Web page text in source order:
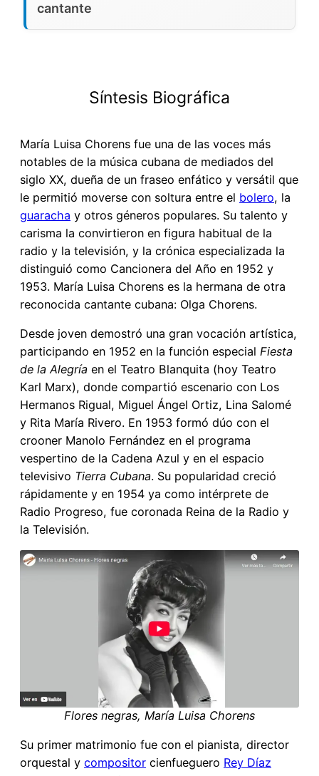
cantante
Síntesis Biográfica
María Luisa Chorens fue una de las voces más
notables de la música cubana de mediados del
siglo XX, dueña de un fraseo enfático y versátil que
le permitió moverse con soltura entre el bolero, la
guaracha y otros géneros populares. Su talento y
carisma la convirtieron en figura habitual de la
radio y la televisión, y la crónica especializada la
distinguió como Cancionera del Año en 1952 y
1953. María Luisa Chorens es la hermana de otra
reconocida cantante cubana: Olga Chorens.
Desde joven demostró una gran vocación artística,
participando en 1952 en la función especial Fiesta
de la Alegría en el Teatro Blanquita (hoy Teatro
Karl Marx), donde compartió escenario con Los
Hermanos Rigual, Miguel Ángel Ortiz, Lina Salomé
y Rita María Rivero. En 1953 formó dúo con el
crooner Manolo Fernández en el programa
vespertino de la Cadena Azul y en el espacio
televisivo Tierra Cubana. Su popularidad creció
rápidamente y en 1954 ya como intérprete de
Radio Progreso, fue coronada Reina de la Radio y
la Televisión.
Flores negras, María Luisa Chorens
Su primer matrimonio fue con el pianista, director
orquestal y compositor cienfueguero Rey Díaz